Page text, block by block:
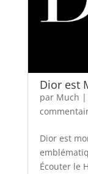
Dior est
par Much |
Dior est
Écouter le